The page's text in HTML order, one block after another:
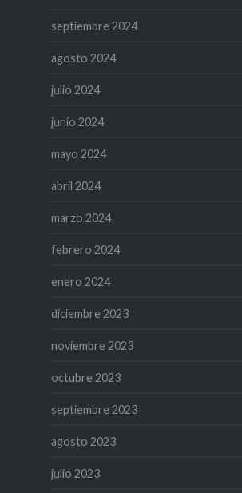
septiembre 2024
agosto 2024
julio 2024
junio 2024
mayo 2024
abril 2024
marzo 2024
febrero 2024
enero 2024
diciembre 2023
noviembre 2023
octubre 2023
septiembre 2023
agosto 2023
julio 2023